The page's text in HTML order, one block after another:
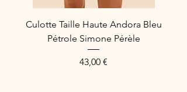
Culotte Taille Haute Andora Bleu
Pétrole Simone Pérèle
Price
43,00 €